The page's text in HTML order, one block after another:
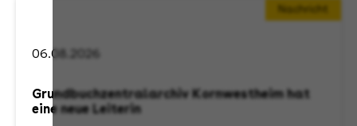
Nachricht
06.08.2026
Grundbuchzentralarchiv Kornwestheim hat
eine neue Leiterin